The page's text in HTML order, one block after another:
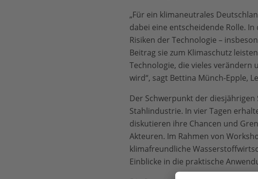
„Für ein klimaneutrales
dabei eine entscheidende Rolle.
Risiken der Technologie –
Beitrag sie zum Klimaschutz
Technologie, die vieles verändern
wird“, sagt Bettina Münch-Epple,
Der Schwerpunkt der
Stahlindustrie. In vier Tagen
diskutieren ihre Chancen und
Akteuren. Im Rahmen von
klimafreundliche
Einblicke in die praktische